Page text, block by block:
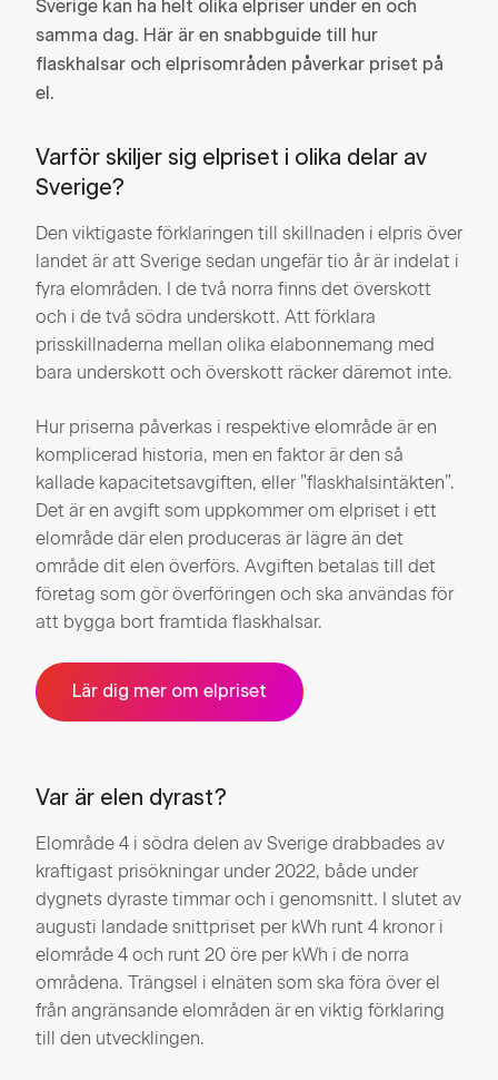
Sverige kan ha helt olika elpriser under en och
samma dag. Här är en snabbguide till hur
flaskhalsar och elprisområden påverkar priset på
el.
Varför skiljer sig elpriset i olika delar av
Sverige?
Den viktigaste förklaringen till skillnaden i elpris över
landet är att Sverige sedan ungefär tio år är indelat i
fyra elområden. I de två norra finns det överskott
och i de två södra underskott. Att förklara
prisskillnaderna mellan olika elabonnemang med
bara underskott och överskott räcker däremot inte.
Hur priserna påverkas i respektive elområde är en
komplicerad historia, men en faktor är den så
kallade kapacitetsavgiften, eller ”flaskhalsintäkten”.
Det är en avgift som uppkommer om elpriset i ett
elområde där elen produceras är lägre än det
område dit elen överförs. Avgiften betalas till det
företag som gör överföringen och ska användas för
att bygga bort framtida flaskhalsar.
Lär dig mer om elpriset
Var är elen dyrast?
Elområde 4 i södra delen av Sverige drabbades av
kraftigast prisökningar under 2022, både under
dygnets dyraste timmar och i genomsnitt. I slutet av
augusti landade snittpriset per kWh runt 4 kronor i
elområde 4 och runt 20 öre per kWh i de norra
områdena. Trängsel i elnäten som ska föra över el
från angränsande elområden är en viktig förklaring
till den utvecklingen.